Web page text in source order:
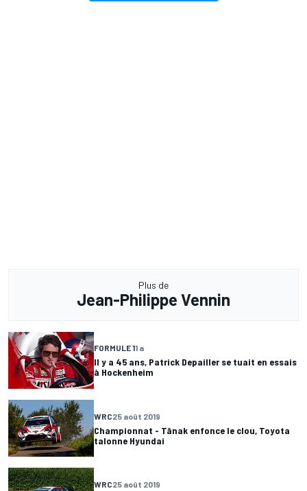
Plus de
Jean-Philippe Vennin
FORMULE 11 a
Il y a 45 ans, Patrick Depailler se tuait en essais
à Hockenheim
WRC25 août 2019
Championnat - Tänak enfonce le clou, Toyota
talonne Hyundai
WRC25 août 2019